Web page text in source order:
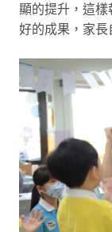
顯的提升，這
好的成果，家長